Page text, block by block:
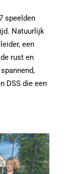
speelden
Natuurlijk
een
rust en
DSS die een